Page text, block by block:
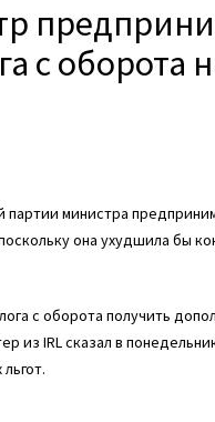
с оборота
министра
она ухудшила бы
с оборота получить
IRL сказал в